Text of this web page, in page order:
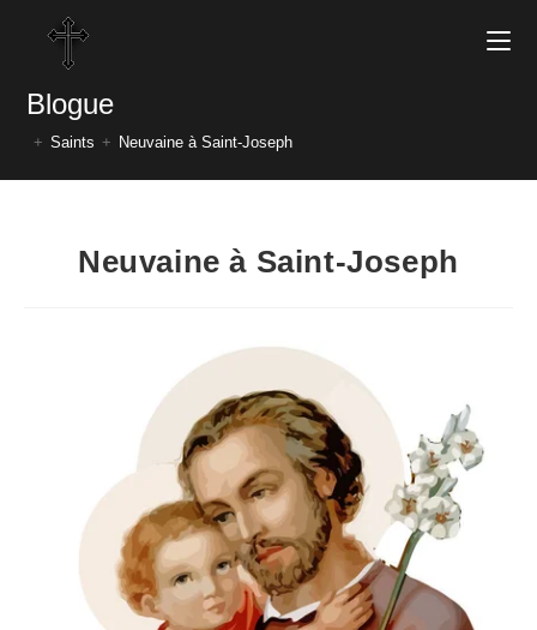
Blogue
+ Saints + Neuvaine à Saint-Joseph
Neuvaine à Saint-Joseph